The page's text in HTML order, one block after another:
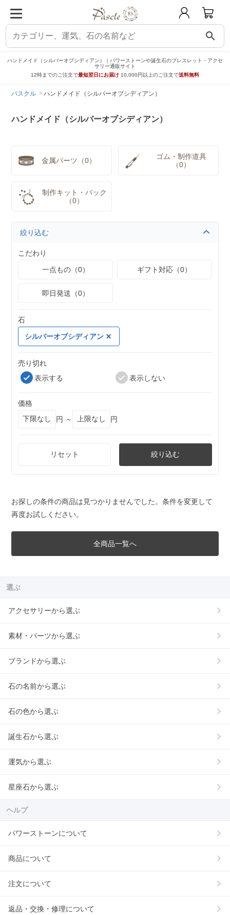
search
ハンドメイド（シルバーオブシディアン）｜パワーストーンや誕生石のブレスレット・アクセ
サリー通販サイト
12時までのご注文で最短翌日にお届け 10,000円以上のご注文で送料無料
パスクル ハンドメイド（シルバーオブシディアン）
ハンドメイド（シルバーオブシディアン）
金属パーツ（0）
ゴム・制作道具
（0）
制作キット・パック
（0）
絞り込む
こだわり
一点もの（0）
ギフト対応（0）
即日発送（0）
石
シルバーオブシディアン
売り切れ
表示する
表示しない
価格
円 ～
円
リセット 絞り込む
お探しの条件の商品は見つかりませんでした。条件を変更して
再度お試しください。
全商品一覧へ
選ぶ
アクセサリーから選ぶ
素材・パーツから選ぶ
ブランドから選ぶ
石の名前から選ぶ
石の色から選ぶ
誕生石から選ぶ
運気から選ぶ
星座石から選ぶ
ヘルプ
パワーストーンについて
商品について
注文について
返品・交換・修理について